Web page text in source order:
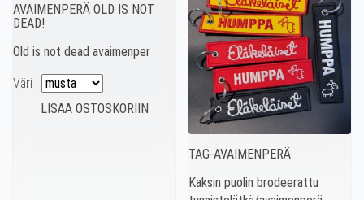
AVAIMENPERÄ OLD IS NOT
DEAD!
Old is not dead avaimenper
Väri :
TAG-AVAIMENPERÄ
Kaksin puolin brodeerattu